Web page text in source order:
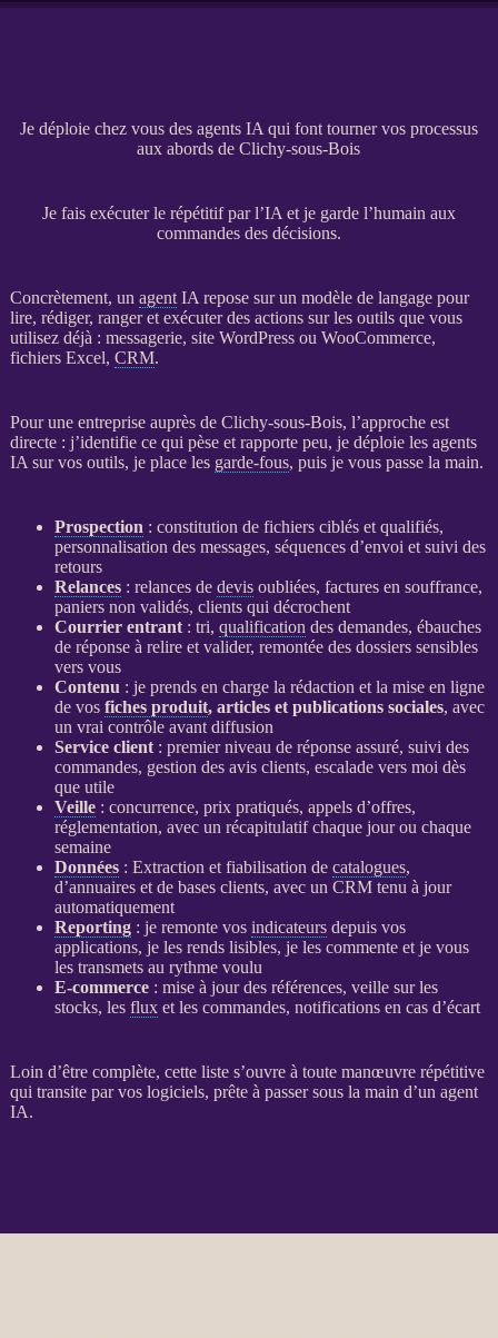
Je déploie chez vous des agents IA qui font tourner vos processus
aux abords de Clichy-sous-Bois
Je fais exécuter le répétitif par l’IA et je garde l’humain aux
commandes des décisions.
Concrètement, un agent IA repose sur un modèle de langage pour
lire, rédiger, ranger et exécuter des actions sur les outils que vous
utilisez déjà : messagerie, site WordPressou WooCommerce,
fichiers Excel, CRM.
Pour une entreprise auprès de Clichy-sous-Bois, l’approche est
directe : j’identifie ce qui pèse et rapporte peu, je déploie les agents
IA sur vos outils, je place les garde-fous, puis je vous passe la main.
Prospection : constitution de fichiers ciblés et qualifiés,
personnalisation des messages, séquences d’envoi et suivi des
retours
Relances: relancesde devisoubliées, factures en souffrance,
paniers non validés, clients qui décrochent
Courrier entrant: tri, qualification des demandes, ébauches
de réponse à relire et valider, remontée des dossiers sensibles
vers vous
Contenu : je prends en charge la rédaction et la mise en ligne
de vos fiches produit, articles et publications sociales, avec
un vrai contrôle avant diffusion
Service client: premier niveau de réponse assuré, suivi des
commandes, gestion des avis clients, escalade vers moi dès
que utile
Veille: concurrence, prix pratiqués, appels d’offres,
réglementation, avec un récapitulatif chaque jour ou chaque
semaine
Données: Extraction et fiabilisation de catalogues,
d’annuaires et de bases clients, avec un CRMtenu à jour
automatiquement
Reporting: je remonte vos indicateursdepuis vos
applications, je les rends lisibles, je les commente et je vous
les transmets au rythme voulu
E-commerce: mise à jour des références, veillesur les
stocks, les fluxet les commandes, notifications en cas d’écart
Loin d’être complète, cette liste s’ouvre à toute manœuvre répétitive
qui transite par vos logiciels, prête à passer sous la main d’un agent
IA.